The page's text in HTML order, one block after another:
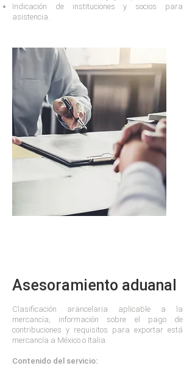
Indicación de instituciones y socios para
asistencia.
Asesoramiento aduanal
Clasificación arancelaria aplicable a la
mercancía, información sobre el pago de
contribuciones y requisitos para exportar está
mercancía a México o Italia.
Contenido del servicio: